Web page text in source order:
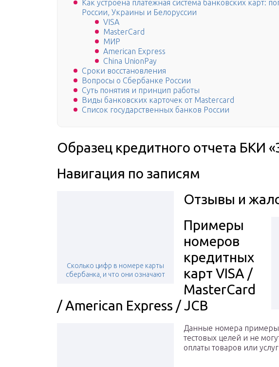
Как устроена платежная система банковских карт:
России, Украины и Белоруссии
VISA
MasterCard
МИР
American Express
China UnionPay
Сроки восстановления
Вопросы о Сбербанке России
Суть понятия и принцип работы
Виды банковских карточек от Mastercard
Список государственных банков России
Образец кредитного отчета БКИ
Навигация по записям
Сколько цифр в номере карты
сбербанка, и что они означают
Отзывы и
Примеры
номеров
кредитных
карт VISA /
MasterCard
/ American Express / JCB
Данные номера
тестовых целей и не
оплаты товаров или услуг